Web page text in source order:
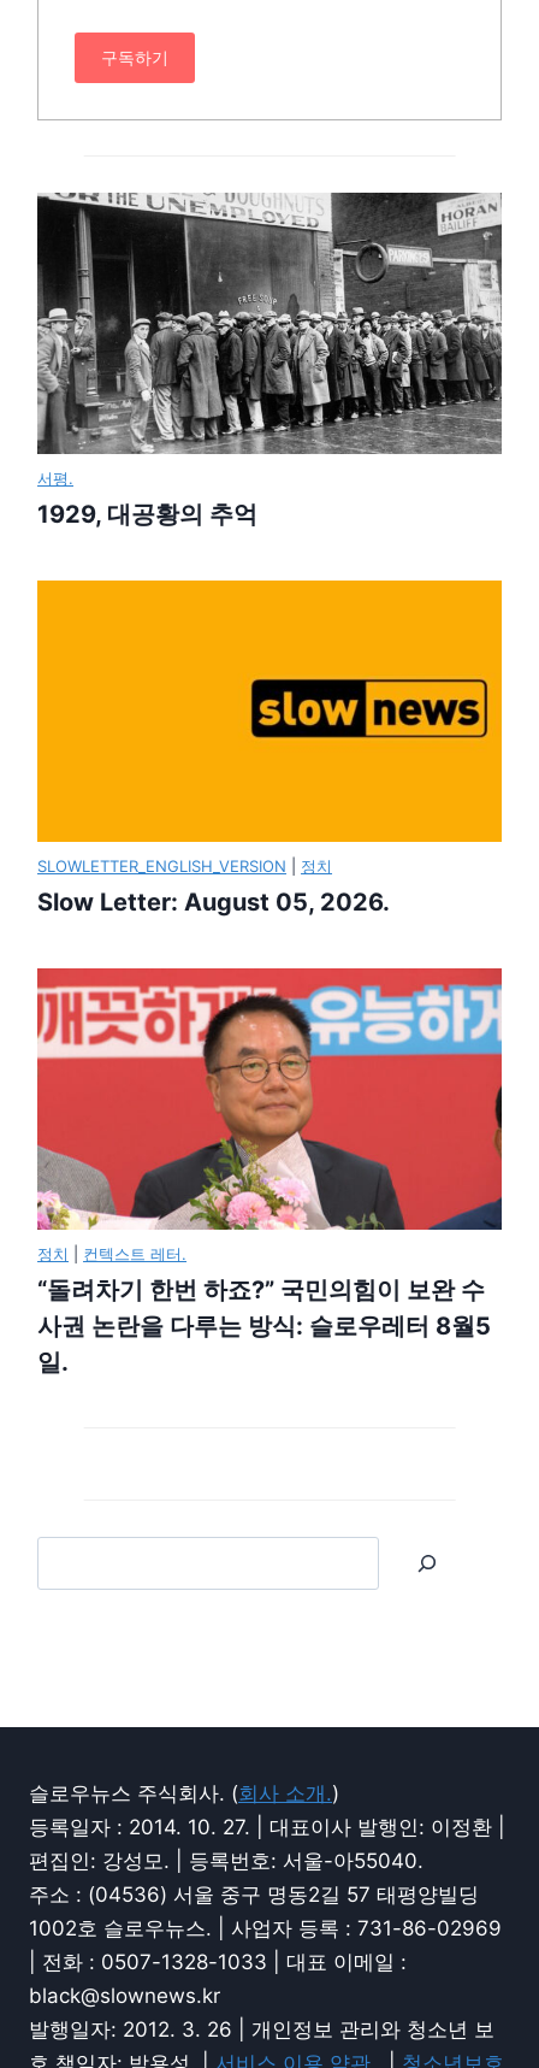
구독하기
서평.
1929, 대공황의 추억
SLOWLETTER_ENGLISH_VERSION 정치
Slow Letter: August 05, 2026.
정치 컨텍스트 레터.
“돌려차기 한번 하죠?” 국민의힘이 보완 수
사권 논란을 다루는 방식: 슬로우레터 8월5
일.
슬로우뉴스 주식회사. (회사 소개.)
등록일자 : 2014. 10. 27. | 대표이사 발행인: 이정환 |
편집인: 강성모. | 등록번호: 서울-아55040.
주소 : (04536) 서울 중구 명동2길 57 태평양빌딩
1002호 슬로우뉴스. | 사업자 등록 : 731-86-02969
| 전화 : 0507-1328-1033 | 대표 이메일 :
black@slownews.kr
발행일자: 2012. 3. 26 | 개인정보 관리와 청소년 보
호 책임자: 박용성. | 서비스 이용 약관. 청소년보호